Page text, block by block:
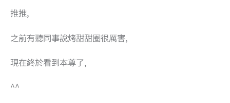
推推,
之前有聽同事說烤甜甜圈很厲害,
現在終於看到本尊了,
^^